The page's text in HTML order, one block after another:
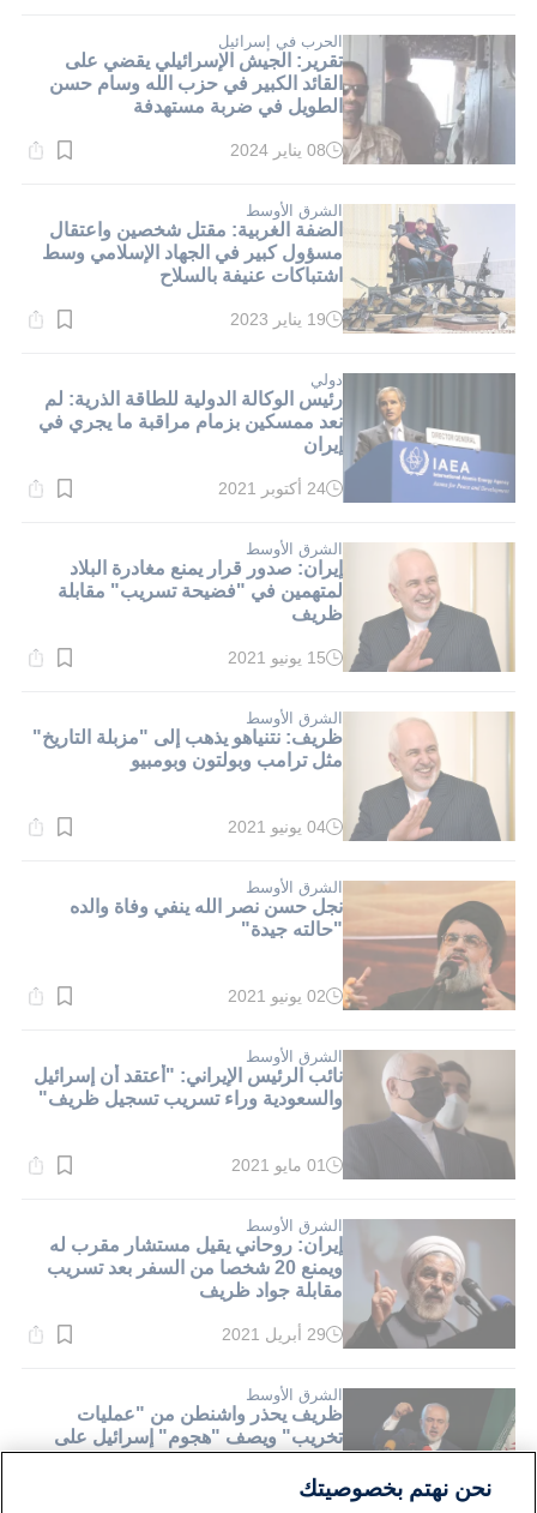
دقيقة.
الحرب في إسرائيل
تقرير: الجيش الإسرائيلي يقضي على
القائد الكبير في حزب الله وسام حسن
الطويل في ضربة مستهدفة
وقت
دقيقة.
08 يناير 2024
الشرق الأوسط
الضفة الغربية: مقتل شخصين واعتقال
مسؤول كبير في الجهاد الإسلامي وسط
اشتباكات عنيفة بالسلاح
وقت
دقيقة.
19 يناير 2023
دولي
رئيس الوكالة الدولية للطاقة الذرية: لم
نعد ممسكين بزمام مراقبة ما يجري في
إيران
وقت
دقيقة.
24 أكتوبر 2021
الشرق الأوسط
إيران: صدور قرار يمنع مغادرة البلاد
لمتهمين في "فضيحة تسريب" مقابلة
ظريف
وقت
دقيقة.
15 يونيو 2021
الشرق الأوسط
ظريف: نتنياهو يذهب إلى "مزبلة التاريخ"
مثل ترامب وبولتون وبومبيو
وقت
دقيقة.
04 يونيو 2021
الشرق الأوسط
نجل حسن نصر الله ينفي وفاة والده
"حالته جيدة"
وقت
دقيقة.
02 يونيو 2021
الشرق الأوسط
نائب الرئيس الإيراني: "أعتقد أن إسرائيل
والسعودية وراء تسريب تسجيل ظريف"
وقت
دقيقة.
01 مايو 2021
الشرق الأوسط
إيران: روحاني يقيل مستشار مقرب له
ويمنع 20 شخصا من السفر بعد تسريب
مقابلة جواد ظريف
وقت
دقيقة.
29 أبريل 2021
الشرق الأوسط
ظريف يحذر واشنطن من "عمليات
تخريب" ويصف "هجوم" إسرائيل على
نطنز "مقامرة بالغة السوء"
13 أبريل 2021
نحن نهتم بخصوصيتك